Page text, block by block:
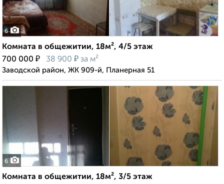
6
Комната в общежитии, 18м², 4/5 этаж
700 000 ₽ 38 900 ₽ за м²
Заводской район, ЖК 909-й, Планерная 51
6
Комната в общежитии, 18м², 3/5 этаж